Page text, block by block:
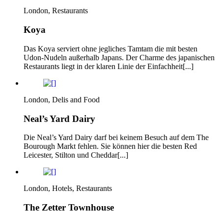
London, Restaurants
Koya
Das Koya serviert ohne jegliches Tamtam die mit besten
Udon-Nudeln außerhalb Japans. Der Charme des japanischen
Restaurants liegt in der klaren Linie der Einfachheit[...]
London, Delis and Food
Neal’s Yard Dairy
Die Neal’s Yard Dairy darf bei keinem Besuch auf dem The
Bourough Markt fehlen. Sie können hier die besten Red
Leicester, Stilton und Cheddar[...]
London, Hotels, Restaurants
The Zetter Townhouse